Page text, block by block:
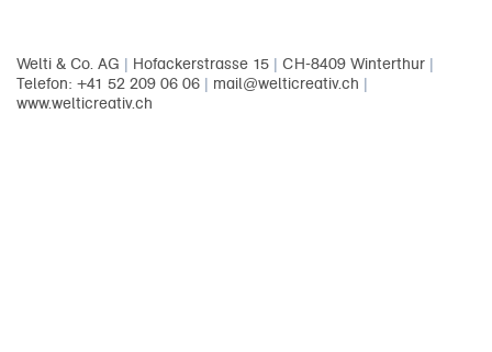
Welti & Co. AG | Hofackerstrasse 15 | CH-8409 Winterthur |
Telefon: +41 52 209 06 06 | mail@welticreativ.ch |
www.welticreativ.ch